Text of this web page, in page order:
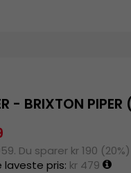
- BRIXTON PIPER
Du sparer kr 190 (20%)
laveste pris: kr 479